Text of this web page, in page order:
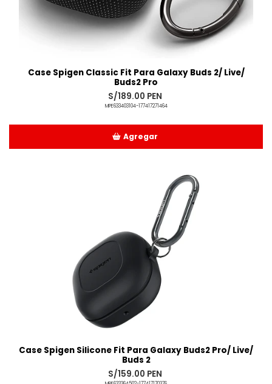
Case Spigen Classic Fit Para Galaxy Buds 2/ Live/
Buds2 Pro
S/189.00 PEN
MPE633403104-177417271464
Agregar
Case Spigen Silicone Fit Para Galaxy Buds2 Pro/ Live/
Buds 2
S/159.00 PEN